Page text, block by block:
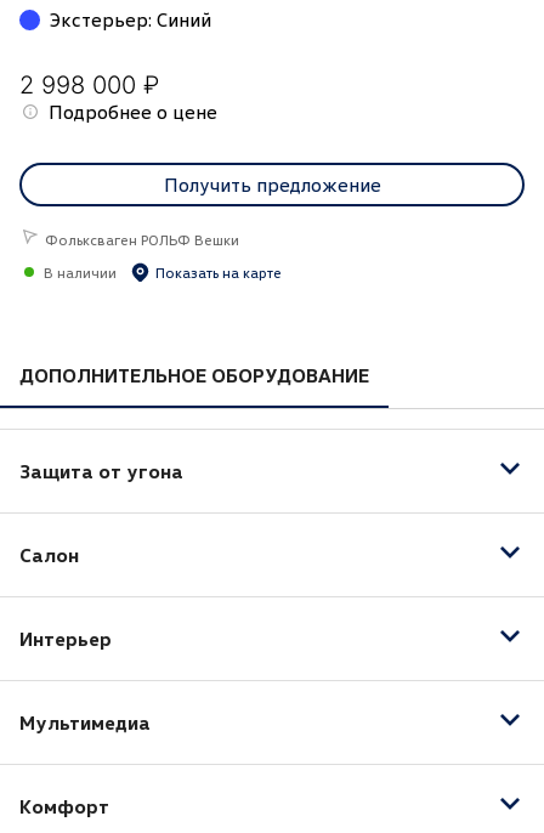
ДОПОЛНИТЕЛЬНОЕ ОБОРУДОВАНИЕ
Защита от угона
Иммобилайзер
Салон
Подогрев задних сидений
Подогрев передних сидений
Интерьер
Мультимедиа
Аудиоподготовка
Комфорт
Экстерьер: Синий
2 998 000 ₽
Подробнее о цене
Получить предложение
Фольксваген РОЛЬФ Вешки
В наличии
Показать на карте